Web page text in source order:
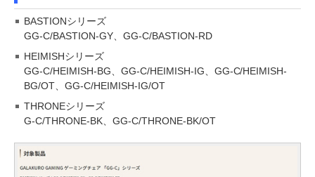
BASTIONシリーズ
GG-C/BASTION-GY、GG-C/BASTION-RD
HEIMISHシリーズ
GG-C/HEIMISH-BG、GG-C/HEIMISH-IG、GG-C/HEIMISH-
BG/OT、GG-C/HEIMISH-IG/OT
THRONEシリーズ
G-C/THRONE-BK、GG-C/THRONE-BK/OT